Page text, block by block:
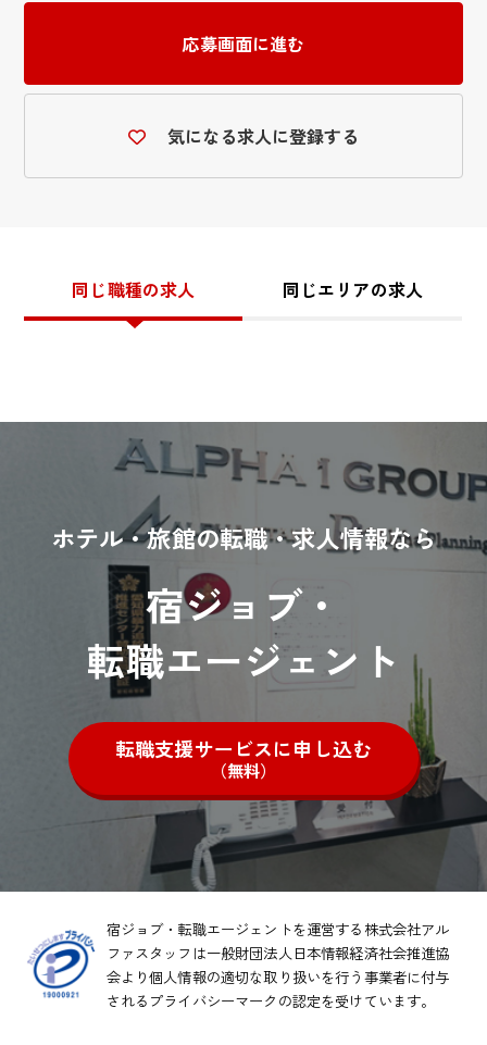
応募画面に進む
気になる求人に登録する
同じ職種の求人 同じエリアの求人
ホテル・旅館の転職・求人情報なら
宿ジョブ・
転職エージェント
転職支援サービスに申し込む
（無料）
宿ジョブ・転職エージェントを運営する株式会社アル
ファスタッフは一般財団法人日本情報経済社会推進協
会より個人情報の適切な取り扱いを行う事業者に付与
されるプライバシーマークの認定を受けています。